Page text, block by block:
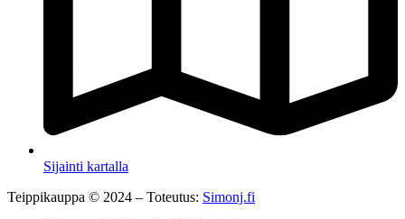
Sijainti kartalla
Teippikauppa © 2024 – Toteutus: Simonj.fi